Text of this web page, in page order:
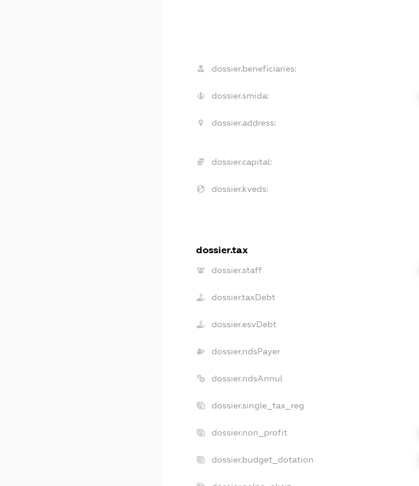
dossier.beneficiaries:
dossier.smida:
dossier.address:
dossier.capital:
dossier.kveds:
dossier.tax
dossier.staff
dossier.taxDebt
dossier.esvDebt
dossier.ndsPayer
dossier.ndsAnnul
dossier.single_tax_reg
dossier.non_profit
dossier.budget_dotation